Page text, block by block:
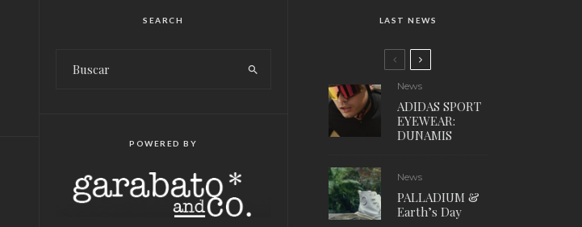
SEARCH
POWERED BY
LAST NEWS
News
ADIDAS SPORT
EYEWEAR:
DUNAMIS
News
PALLADIUM &
Earth’s Day